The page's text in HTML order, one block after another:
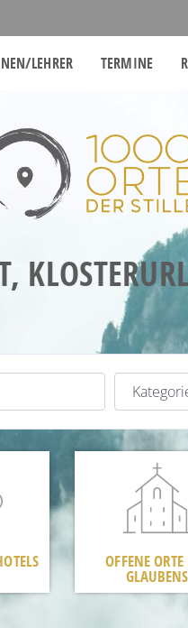
LEHRER TERMINE
Kategorie
OFFENE ORTE
GLAUBENS